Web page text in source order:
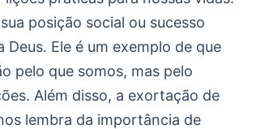
posição social ou sucesso
Ele é um exemplo de que
pelo que somos, mas pelo
Além disso, a exortação de
lembra da importância de